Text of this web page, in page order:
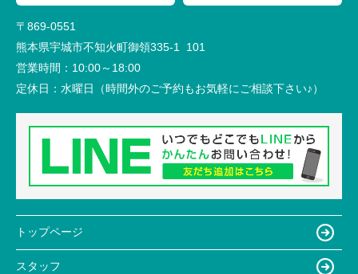
〒869-0551
熊本県宇城市不知火町御領335-1 101
営業時間： 10:00～18:00
定休日： 水曜日（時間外のご予約もお気軽にご相談下さい♪）
トップページ
スタッフ